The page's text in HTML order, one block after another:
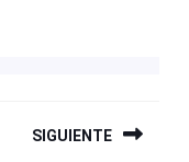
SIGUIENTE